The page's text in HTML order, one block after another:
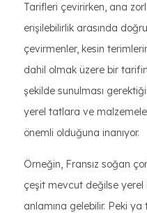
Tarifleri çevirirken, ana
erişilebilirlik arasında
çevirmenler, kesin
dahil olmak üzere bir
şekilde sunulması
yerel tatlara ve
önemli olduğuna inanıyor.
Örneğin, Fransız soğan
çeşit mevcut değilse yerel
anlamına gelebilir. Peki